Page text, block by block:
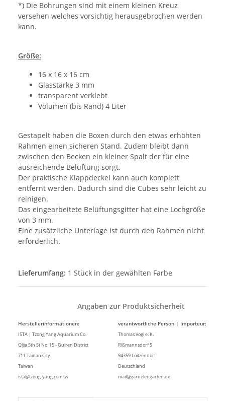
*) Die Bohrungen sind mit einem kleinen Kreuz
versehen welches vorsichtig herausgebrochen werden
kann.
Größe:
16 x 16 x 16 cm
Glasstärke 3 mm
transparent verklebt
Volumen (bis Rand) 4 Liter
Gestapelt haben die Boxen durch den etwas erhöhten
Rahmen einen sicheren Stand. Zudem bleibt dann
zwischen den Becken ein kleiner Spalt der für eine
ausreichende Belüftung sorgt.
Der praktische Klappdeckel kann auch komplett
entfernt werden. Dadurch sind die Cubes sehr leicht zu
reinigen.
Das eingearbeitete Belüftungsgitter hat eine Lochgröße
von 3 mm.
Eine zusätzliche Unterlage ist durch den Rahmen nicht
erforderlich.
Lieferumfang: 1 Stück in der gewählten Farbe
Angaben zur Produktsicherheit
Herstellerinformationen: verantwortliche Person | Importeur:
ISTA | Tzong Yang Aquarium Co.
Thomas Vogl e. K.
Qijia 5th St No. 15 - Guiren District
Rißmannsdorf 5
711 Tainan City
94359 Loitzendorf
Taiwan
Deutschland
ista@tzong-yang.com.tw
mail@garnelengarten.de